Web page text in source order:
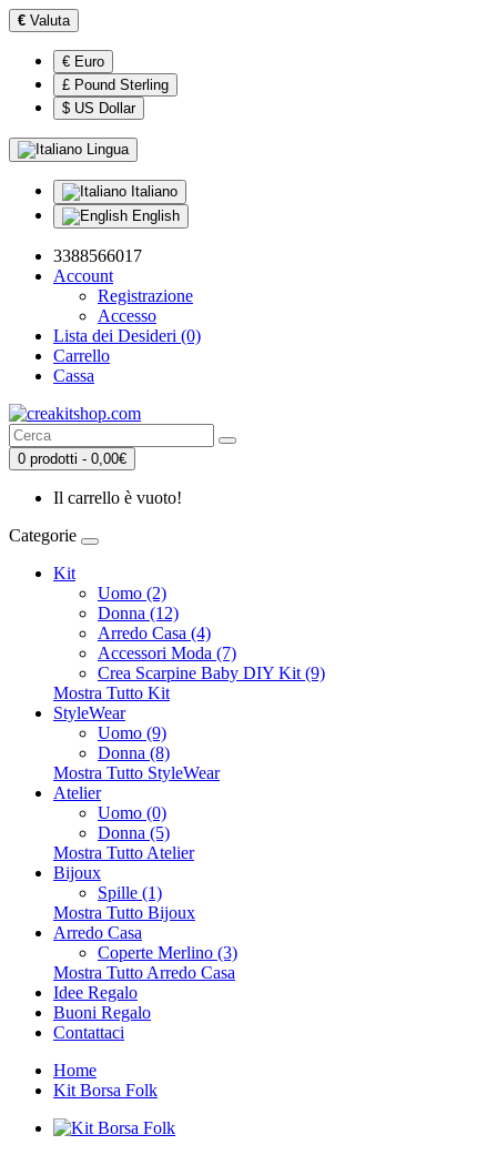
€ Valuta
€ Euro
£ Pound Sterling
$ US Dollar
Lingua
Italiano
English
3388566017
Account
Registrazione
Accesso
Lista dei Desideri (0)
Carrello
Cassa
0 prodotti - 0,00€
Il carrello è vuoto!
Categorie
Kit
Uomo (2)
Donna (12)
Arredo Casa (4)
Accessori Moda (7)
Crea Scarpine Baby DIY Kit (9)
Mostra Tutto Kit
StyleWear
Uomo (9)
Donna (8)
Mostra Tutto StyleWear
Atelier
Uomo (0)
Donna (5)
Mostra Tutto Atelier
Bijoux
Spille (1)
Mostra Tutto Bijoux
Arredo Casa
Coperte Merlino (3)
Mostra Tutto Arredo Casa
Idee Regalo
Buoni Regalo
Contattaci
Home
Kit Borsa Folk